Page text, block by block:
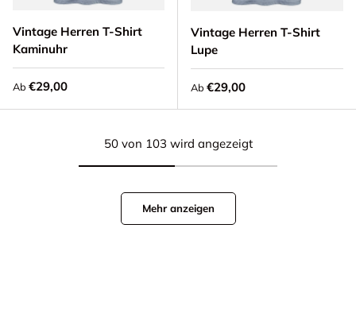
Vintage Herren T-Shirt
Kaminuhr
Ab Normaler Preis
€29,00
Vintage Herren T-Shirt
Lupe
Ab Normaler Preis
€29,00
50 von 103 wird angezeigt
Mehr anzeigen